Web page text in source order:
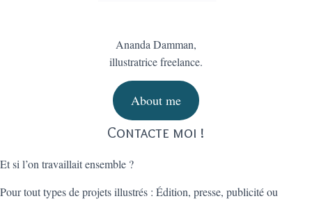
Ananda Damman,
illustratrice freelance.
About me
Contacte moi !
Et si l’on travaillait ensemble ?
Pour tout types de projets illustrés : Édition, presse, publicité ou